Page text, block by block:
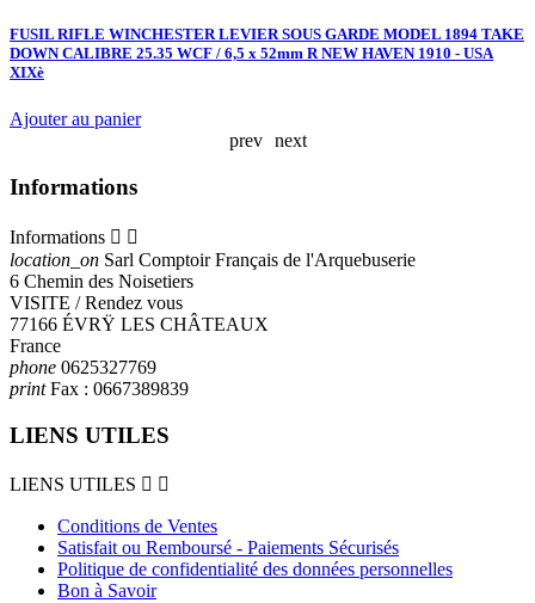
FUSIL RIFLE WINCHESTER LEVIER SOUS GARDE MODEL 1894 TAKE
DOWN CALIBRE 25.35 WCF / 6,5 x 52mm R NEW HAVEN 1910 - USA
XIXè
Ajouter au panier
prev
next
Informations
Informations  
location_on Sarl Comptoir Français de l'Arquebuserie
6 Chemin des Noisetiers
VISITE / Rendez vous
77166 ÉVRŸ LES CHÂTEAUX
France
phone 0625327769
printFax : 0667389839
LIENS UTILES
LIENS UTILES  
Conditions de Ventes
Satisfait ou Remboursé - Paiements Sécurisés
Politique de confidentialité des données personnelles
Bon à Savoir